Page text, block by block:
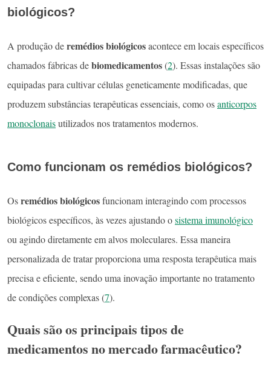
biológicos?
A produção deremédios biológicosacontece em locais específicos
chamados fábricas debiomedicamentos(2). Essas instalações são
equipadas para cultivar células geneticamente modificadas, que
produzem substâncias terapêuticas essenciais, como osanticorpos
monoclonaisutilizados nos tratamentos modernos.
Como funcionam os remédios biológicos?
Osremédios biológicosfuncionam interagindo com processos
biológicos específicos, às vezes ajustando osistema imunológico
ou agindo diretamente em alvos moleculares. Essa maneira
personalizada de tratar proporciona uma resposta terapêutica mais
precisa e eficiente, sendo uma inovação importante no tratamento
de condições complexas (7).
Quais são os principais tipos de
medicamentos no mercado farmacêutico?